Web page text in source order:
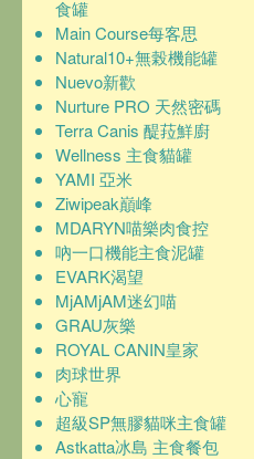
食罐
Main Course每客思
Natural10+無榖機能罐
Nuevo新歡
Nurture PRO 天然密碼
Terra Canis 醍菈鮮廚
Wellness 主食貓罐
YAMI 亞米
Ziwipeak巔峰
MDARYN喵樂肉食控
吶一口機能主食泥罐
EVARK渴望
MjAMjAM迷幻喵
GRAU灰樂
ROYAL CANIN皇家
肉球世界
心寵
超級SP無膠貓咪主食罐
Astkatta冰島 主食餐包